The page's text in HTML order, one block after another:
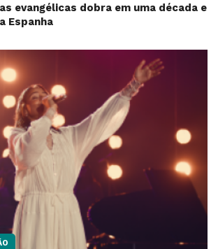
evangélicas dobra em uma década e
Espanha